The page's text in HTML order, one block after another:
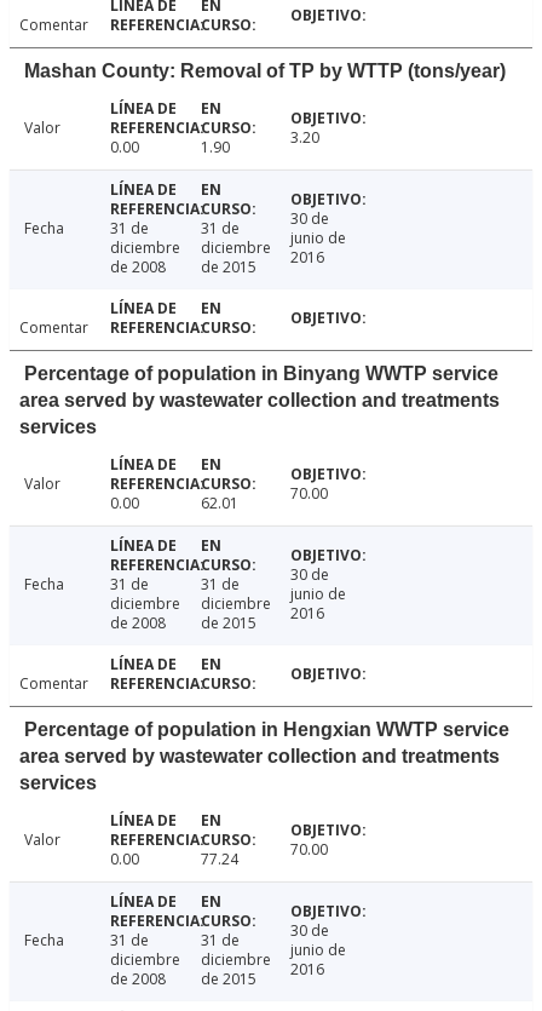
Comentar
Mashan County: Removal of TP by WTTP (tons/year)
Valor
0.00
1.90 3.20
Fecha
31 de
diciembre
de 2008
31 de
diciembre
de 2015
30 de
junio de
2016
Comentar
Percentage of population in Binyang WWTP service
area served by wastewater collection and treatments
services
Valor
0.00
62.01 70.00
Fecha
31 de
diciembre
de 2008
31 de
diciembre
de 2015
30 de
junio de
2016
Comentar
Percentage of population in Hengxian WWTP service
area served by wastewater collection and treatments
services
Valor
0.00
77.24 70.00
Fecha
31 de
diciembre
de 2008
31 de
diciembre
de 2015
30 de
junio de
2016